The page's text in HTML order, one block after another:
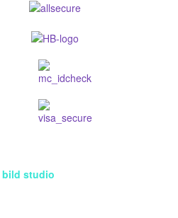
bild studio